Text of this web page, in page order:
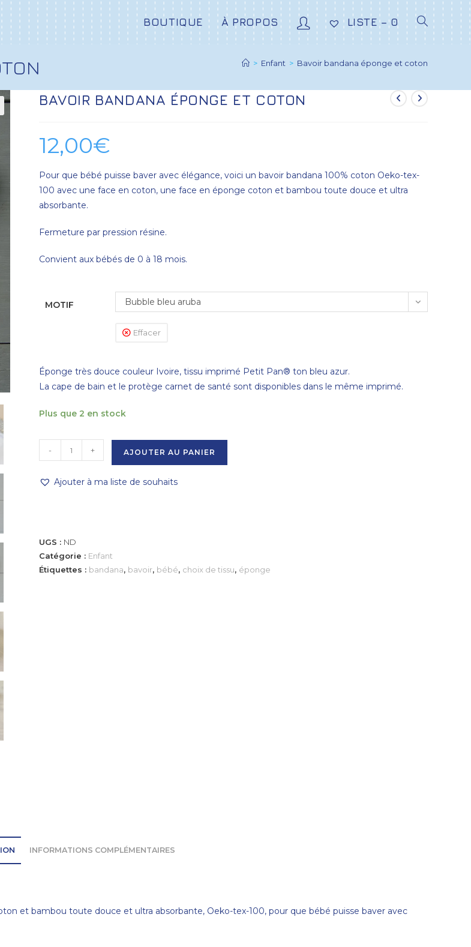
BOUTIQUE À PROPOS LISTE –0
> Enfant > Bavoir bandana éponge et coton
BAVOIR BANDANA ÉPONGE ET COTON
12,00€
Pour que bébé puisse baver avec élégance, voici un bavoir bandana 100% coton Oeko-tex-
100 avec une face en coton, une face en éponge coton et bambou toute douce et ultra
absorbante.
Fermeture par pression résine.
Convient aux bébés de 0 à 18 mois.
MOTIF Bubble bleu aruba
Effacer
Éponge très douce couleur Ivoire, tissu imprimé Petit Pan® ton bleu azur.
La cape de bain et le protège carnet de santé sont disponibles dans le même imprimé.
Plus que 2 en stock
- + AJOUTER AU PANIER
Ajouter à ma liste de souhaits
UGS : ND
Catégorie : Enfant
Étiquettes : bandana, bavoir, bébé, choix de tissu, éponge
INFORMATIONS COMPLÉMENTAIRES
et bambou toute douce et ultra absorbante, Oeko-tex-100, pour que bébé puisse baver avec